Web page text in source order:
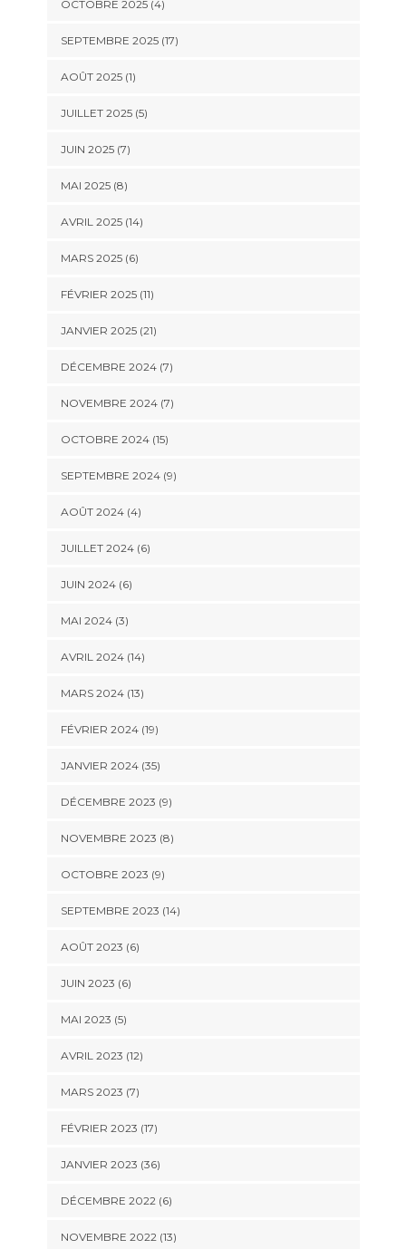
OCTOBRE 2025 (4)
SEPTEMBRE 2025 (17)
AOÛT 2025 (1)
JUILLET 2025 (5)
JUIN 2025 (7)
MAI 2025 (8)
AVRIL 2025 (14)
MARS 2025 (6)
FÉVRIER 2025 (11)
JANVIER 2025 (21)
DÉCEMBRE 2024 (7)
NOVEMBRE 2024 (7)
OCTOBRE 2024 (15)
SEPTEMBRE 2024 (9)
AOÛT 2024 (4)
JUILLET 2024 (6)
JUIN 2024 (6)
MAI 2024 (3)
AVRIL 2024 (14)
MARS 2024 (13)
FÉVRIER 2024 (19)
JANVIER 2024 (35)
DÉCEMBRE 2023 (9)
NOVEMBRE 2023 (8)
OCTOBRE 2023 (9)
SEPTEMBRE 2023 (14)
AOÛT 2023 (6)
JUIN 2023 (6)
MAI 2023 (5)
AVRIL 2023 (12)
MARS 2023 (7)
FÉVRIER 2023 (17)
JANVIER 2023 (36)
DÉCEMBRE 2022 (6)
NOVEMBRE 2022 (13)